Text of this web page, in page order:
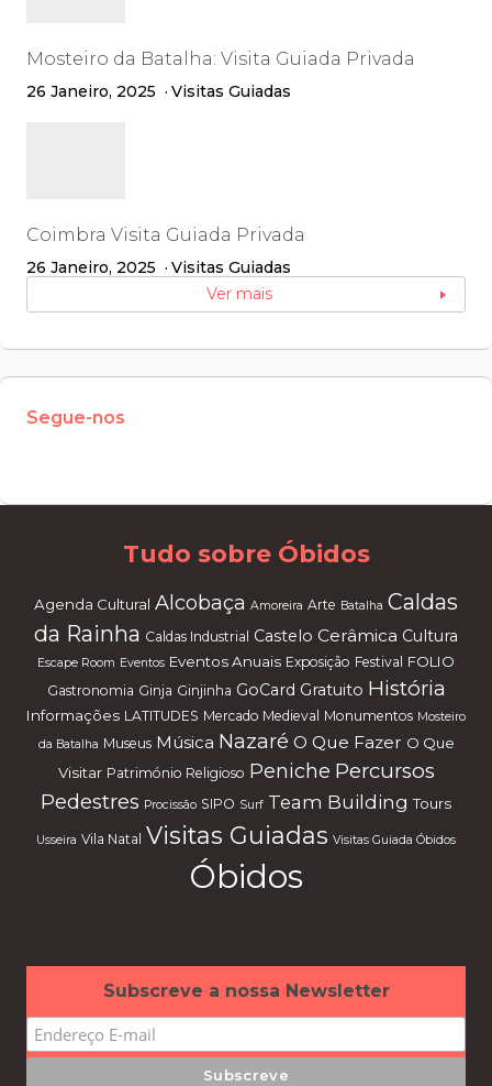
Mosteiro da Batalha: Visita Guiada Privada
26 Janeiro, 2025 Visitas Guiadas
Coimbra Visita Guiada Privada
26 Janeiro, 2025
Visitas Guiadas
Ver mais
Segue-nos
en
Tudo sobre Óbidos
Agenda Cultural Alcobaça Amoreira Arte Batalha Caldas
da Rainha Caldas Industrial Castelo Cerâmica Cultura
Escape Room Eventos Eventos Anuais Exposição Festival FOLIO
Gastronomia Ginja Ginjinha GoCard Gratuito História
Informações LATITUDES Mercado Medieval Monumentos Mosteiro
da Batalha Museus Música Nazaré O Que Fazer O Que
Visitar Património Religioso Peniche Percursos
Pedestres Procissão SIPO Surf Team Building Tours
Usseira Vila Natal Visitas Guiadas Visitas Guiada Óbidos
Óbidos
Subscreve a nossa Newsletter